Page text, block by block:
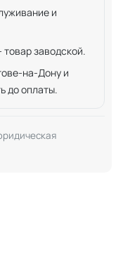
и
заводской.
на-Дону и
до оплаты.